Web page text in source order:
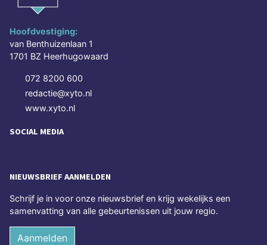
Hoofdvestiging:
van Benthuizenlaan 1
1701 BZ Heerhugowaard
072 8200 600
redactie@xyto.nl
www.xyto.nl
SOCIAL MEDIA
NIEUWSBRIEF AANMELDEN
Schrijf je in voor onze nieuwsbrief en krijg wekelijks een
samenvatting van alle gebeurtenissen uit jouw regio.
Aanmelden